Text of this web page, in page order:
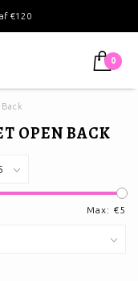
€120
0
OPEN BACK
Max: €5